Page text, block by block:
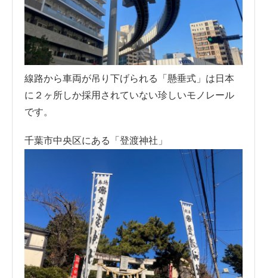
線路から車両が吊り下げられる「懸垂式」は日本
に２ヶ所しか採用されていない珍しいモノレール
です。
千葉市中央区にある「登渡神社」